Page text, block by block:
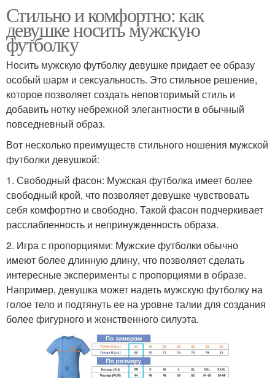
Стильно и комфортно: как
девушке носить мужскую
футболку
Носить мужскую футболку девушке придает ее образу
особый шарм и сексуальность. Это стильное решение,
которое позволяет создать неповторимый стиль и
добавить нотку небрежной элегантности в обычный
повседневный образ.
Вот несколько преимуществ стильного ношения мужской
футболки девушкой:
1. Свободный фасон: Мужская футболка имеет более
свободный крой, что позволяет девушке чувствовать
себя комфортно и свободно. Такой фасон подчеркивает
расслабленность и непринужденность образа.
2. Игра с пропорциями: Мужские футболки обычно
имеют более длинную длину, что позволяет сделать
интересные эксперименты с пропорциями в образе.
Например, девушка может надеть мужскую футболку на
голое тело и подтянуть ее на уровне талии для создания
более фигурного и женственного силуэта.